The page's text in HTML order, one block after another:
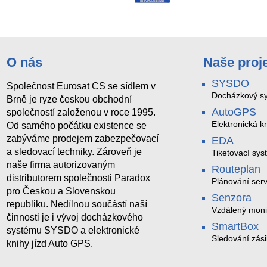
O nás
Společnost Eurosat CS se sídlem v
Brně je ryze českou obchodní
společností založenou v roce 1995.
Od samého počátku existence se
zabýváme prodejem zabezpečovací
a sledovací techniky. Zároveň je
naše firma autorizovaným
distributorem společnosti Paradox
pro Českou a Slovenskou
republiku. Nedílnou součástí naší
činnosti je i vývoj docházkového
systému SYSDO a elektronické
knihy jízd Auto GPS.
Naše
SYSDO
Docházkový
AutoGPS
Elektronická
EDA
Tiketovací
Routeplan
Plánování
Senzora
Vzdálený
SmartBox
Sledování